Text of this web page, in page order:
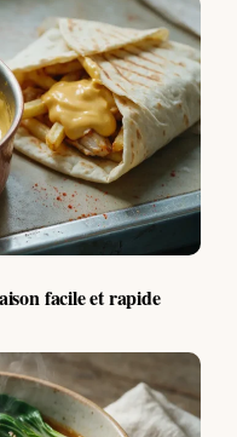
facile et rapide